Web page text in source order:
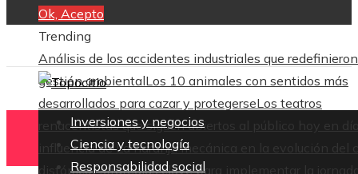
Ok, Acepto
Trending
Análisis de los accidentes industriales que
gestión ambientalLos 10 animales con sentidos más
desarrollados para cazar y protegerseLos teatros
renacentistas que siguen abiertos al público hoy en
influencia de La naranja mecánica en la evolución del
distópicoEstrategias clave para implementar la
Inversiones y negocios
Ciencia y tecnología
Responsabilidad social